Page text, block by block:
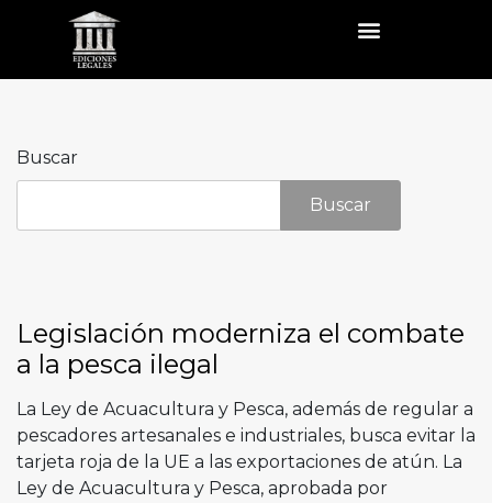
Buscar
Buscar
Legislación moderniza el combate
a la pesca ilegal
La Ley de Acuacultura y Pesca, además de regular a
pescadores artesanales e industriales, busca evitar la
tarjeta roja de la UE a las exportaciones de atún. La
Ley de Acuacultura y Pesca, aprobada por